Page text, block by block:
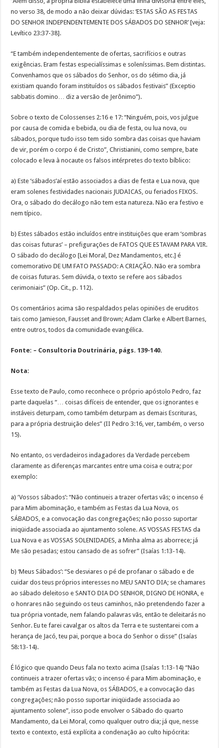
no verso 38, de modo a não deixar dúvidas: ‘ESTAS SÃO AS FESTAS
DO SENHOR INDEPENDENTEMENTE DOS SÁBADOS DO SENHOR’ [veja:
Levítico 23:37-38].
“E também independentemente de ofertas, sacrifícios e outras
exigências. Eram festas especialíssimas e soleníssimas. Bem distintas.
Convenhamos que os sábados do Senhor, os do sétimo dia, já
existiam quando foram instituídos os sábados festivais” (Exceptio
sabbatis domino… diz a versão de Jerônimo”).
Sobre o texto de Colossenses 2:16 e 17: “Ninguém, pois, vos julgue
por causa de comida e bebida, ou dia de festa, ou lua nova, ou
sábados, porque tudo isso tem sido sombra das coisas que haviam
de vir, porém o corpo é de Cristo”, Christianini, como sempre, bate
colocado e leva à nocaute os falsos intérpretes do texto bíblico:
a) Este ‘sábados’aí estão associados a dias de festa e Lua nova, que
eram solenes festividades nacionais JUDAICAS, ou feriados FIXOS.
Ora, o sábado do decálogo não tem esta natureza. Não era festivo e
nem típico.
b) Estes sábados estão incluídos entre instituições que eram ‘sombras
das coisas futuras’ – prefigurações de FATOS QUE ESTAVAM PARA VIR.
O sábado do decálogo [Lei Moral, Dez Mandamentos, etc.] é
comemorativo DE UM FATO PASSADO: A CRIAÇÃO. Não era sombra
de coisas futuras. Sem dúvida, o texto se refere aos sábados
cerimoniais” (Op. Cit., p. 112).
Os comentários acima são respaldados pelas opiniões de eruditos
tais como Jamieson, Fausset and Brown; Adam Clarke e Albert Barnes,
entre outros, todos da comunidade evangélica.
Fonte: – Consultoria Doutrinária, págs. 139-140.
Nota:
Esse texto de Paulo, como reconhece o próprio apóstolo Pedro, faz
parte daquelas “… coisas difíceis de entender, que os ignorantes e
instáveis deturpam, como também deturpam as demais Escrituras,
para a própria destruição deles” (II Pedro 3:16, ver, também, o verso
15).
No entanto, os verdadeiros indagadores da Verdade percebem
claramente as diferenças marcantes entre uma coisa e outra; por
exemplo:
a) ‘Vossos sábados’: “Não continueis a trazer ofertas vãs; o incenso é
para Mim abominação, e também as Festas da Lua Nova, os
SÁBADOS, e a convocação das congregações; não posso suportar
iniqüidade associada ao ajuntamento solene. AS VOSSAS FESTAS da
Lua Nova e as VOSSAS SOLENIDADES, a Minha alma as aborrece; já
Me são pesadas; estou cansado de as sofrer” (Isaías 1:13-14).
b) ‘Meus Sábados’: “Se desviares o pé de profanar o sábado e de
cuidar dos teus próprios interesses no MEU SANTO DIA; se chamares
ao sábado deleitoso e SANTO DIA DO SENHOR, DIGNO DE HONRA, e
o honrares não seguindo os teus caminhos, não pretendendo fazer a
tua própria vontade, nem falando palavras vãs, então te deleitarás no
Senhor. Eu te farei cavalgar os altos da Terra e te sustentarei com a
herança de Jacó, teu pai, porque a boca do Senhor o disse” (Isaías
58:13-14).
É lógico que quando Deus fala no texto acima (Isaías 1:13-14) “Não
continueis a trazer ofertas vãs; o incenso é para Mim abominação, e
também as Festas da Lua Nova, os SÁBADOS, e a convocação das
congregações; não posso suportar iniqüidade associada ao
ajuntamento solene”, isso pode envolver o Sábado do quarto
Mandamento, da Lei Moral, como qualquer outro dia; já que, nesse
texto e contexto, está explícita a condenação ao culto hipócrita: